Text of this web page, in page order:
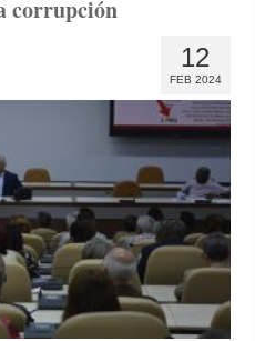
corrupción
12
FEB 2024